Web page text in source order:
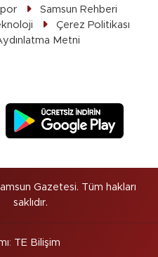
Samsun Rehberi
Çerez Politikası
Metni
Gazetesi. Tüm hakları
saklıdır.
: TE Bilişim